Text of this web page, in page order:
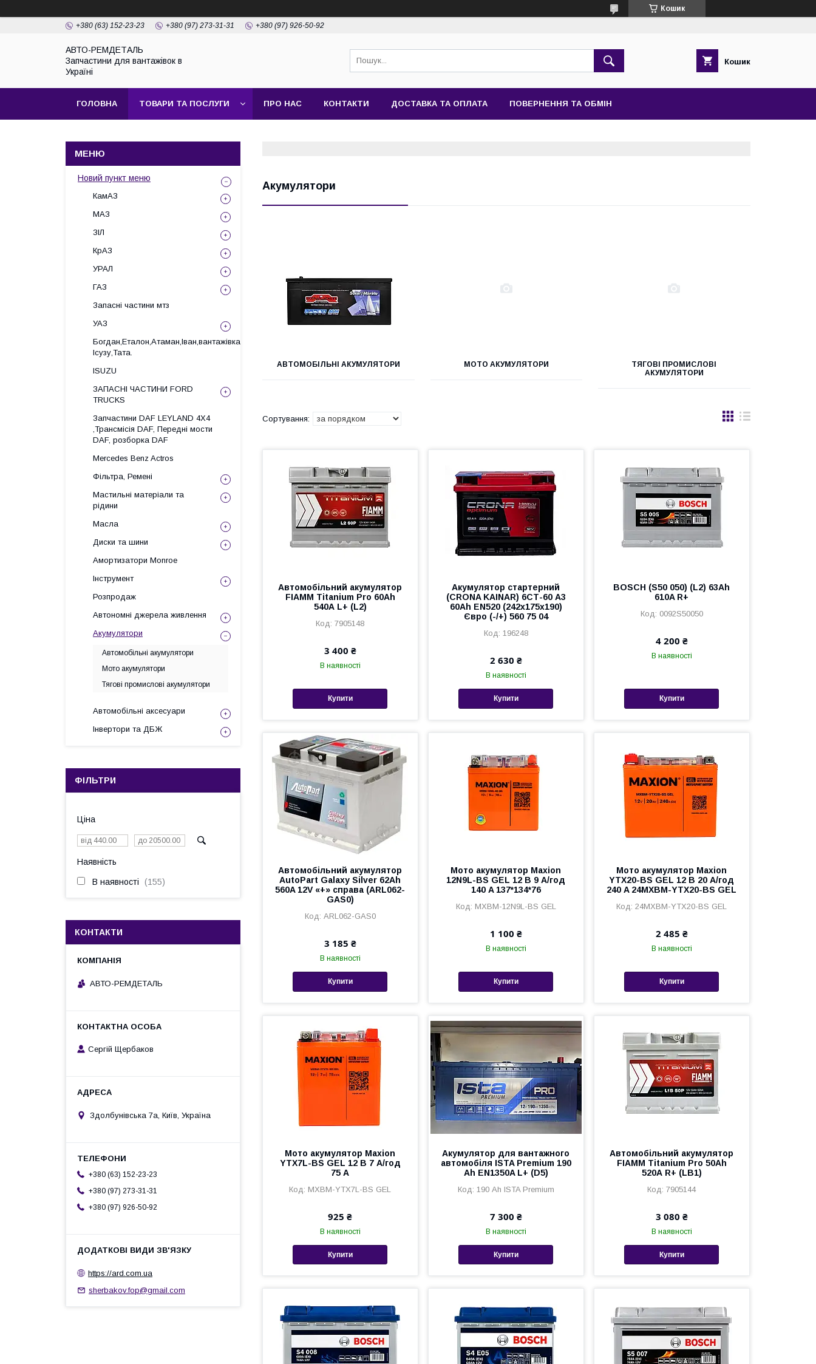
Кошик
+380 (63) 152-23-23 +380 (97) 273-31-31 +380 (97) 926-50-92
АВТО-РЕМДЕТАЛЬ
Запчастини для вантажівок в
Україні
Кошик
ГОЛОВНА ТОВАРИ ТА ПОСЛУГИ ПРО НАС КОНТАКТИ ДОСТАВКА ТА ОПЛАТА ПОВЕРНЕННЯ ТА ОБМІН
Акумулятори
АВТОМОБІЛЬНІ АКУМУЛЯТОРИ МОТО АКУМУЛЯТОРИ
ТЯГОВІ ПРОМИСЛОВІ
АКУМУЛЯТОРИ
Автомобільний акумулятор
FIAMM Titanium Pro 60Аh
540А L+ (L2)
7905148
3 400 ₴
В наявності
Купити
Акумулятор стартерний
(CRONA KAINAR) 6СТ-60 А3
60Ah EN520 (242x175x190)
Євро (-/+) 560 75 04
196248
2 630 ₴
В наявності
Купити
BOSCH (S50 050) (L2) 63Ah
610A R+
0092S50050
4 200 ₴
В наявності
Купити
Автомобільний акумулятор
AutoPart Galaxy Silver 62Ah
560A 12V «+» справа (ARL062-
GAS0)
ARL062-GAS0
3 185 ₴
В наявності
Купити
Мото акумулятор Maxion
12N9L-BS GEL 12 В 9 А/год
140 A 137*134*76
MXBM-12N9L-BS GEL
1 100 ₴
В наявності
Купити
Мото акумулятор Maxion
YTX20-BS GEL 12 В 20 А/год
240 A 24MXBM-YTX20-BS GEL
24MXBM-YTX20-BS GEL
2 485 ₴
В наявності
Купити
Мото акумулятор Maxion
YTX7L-BS GEL 12 В 7 А/год
75 A
MXBM-YTX7L-BS GEL
925 ₴
В наявності
Купити
Акумулятор для вантажного
автомобіля ISTA Premium 190
Ah EN1350A L+ (D5)
190 Ah ISTA Premium
7 300 ₴
В наявності
Купити
Автомобільний акумулятор
FIAMM Titanium Pro 50Аh
520А R+ (LB1)
7905144
3 080 ₴
В наявності
Купити
Новий пункт меню
КамАЗ
МАЗ
ЗІЛ
КрАЗ
УРАЛ
ГАЗ
Запасні частини мтз
УАЗ
Богдан,Еталон,Атаман,Іван,вантажівка
Ісузу,Тата.
ISUZU
ЗАПАСНІ ЧАСТИНИ FORD
TRUCKS
Запчастини DAF LEYLAND 4X4
,Трансмісія DAF, Передні мости
DAF, розборка DAF
Mercedes Benz Actros
Фільтра, Ремені
Мастильні матеріали та
рідини
Масла
Диски та шини
Амортизатори Monroe
Інструмент
Розпродаж
Автономні джерела живлення
Акумулятори
Автомобільні акумулятори
Мото акумулятори
Тягові промислові акумулятори
Автомобільні аксесуари
Інвертори та ДБЖ
ФІЛЬТРИ
Ціна
Наявність
В наявності 155
КОНТАКТИ
АВТО-РЕМДЕТАЛЬ
Сергій Щербаков
Здолбунівська 7а, Київ, Україна
+380 (63) 152-23-23
+380 (97) 273-31-31
+380 (97) 926-50-92
https://ard.com.ua
sherbakov.fop@gmail.com